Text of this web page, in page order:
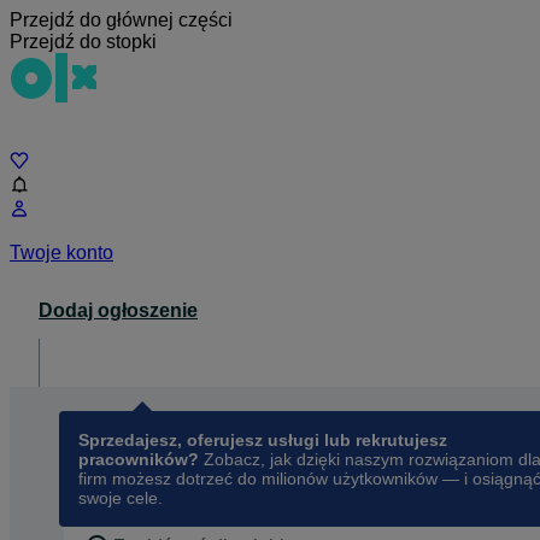
Przejdź do głównej części
Przejdź do stopki
Twoje konto
Dodaj ogłoszenie
Sprzedajesz, oferujesz usługi lub rekrutujesz
pracowników? Zobacz, jak dzięki naszym rozwiązaniom dla
firm możesz dotrzeć do milionów użytkowników — i osiągnąć
swoje cele.